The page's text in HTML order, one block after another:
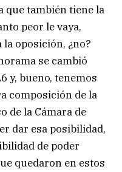
que también tiene la
peor le vaya,
oposición, ¿no?
se cambió
y, bueno, tenemos
composición de la
de la Cámara de
dar esa posibilidad,
de poder
quedaron en estos